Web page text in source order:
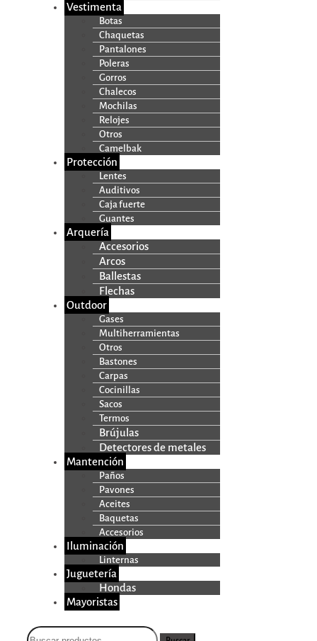
Vestimenta
Botas
Chaquetas
Pantalones
Poleras
Gorros
Chalecos
Mochilas
Relojes
Otros
Camelbak
Protección
Lentes
Auditivos
Caja fuerte
Guantes
Arquería
Accesorios
Arcos
Ballestas
Flechas
Outdoor
Gases
Multiherramientas
Otros
Bastones
Carpas
Cocinillas
Sacos
Termos
Brújulas
Detectores de metales
Mantención
Paños
Pavones
Aceites
Baquetas
Accesorios
Iluminación
Linternas
Juguetería
Hondas
Mayoristas